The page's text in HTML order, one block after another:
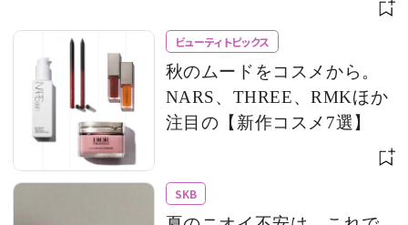
ビューティトピックス
秋のムードをコスメから。
NARS、THREE、RMKほか
注目の【新作コスメ7選】
SKB